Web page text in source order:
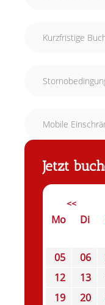
Kurzfristige
Mobile
Jetzt
<<
Mo Di
05
06
12
13
19
20